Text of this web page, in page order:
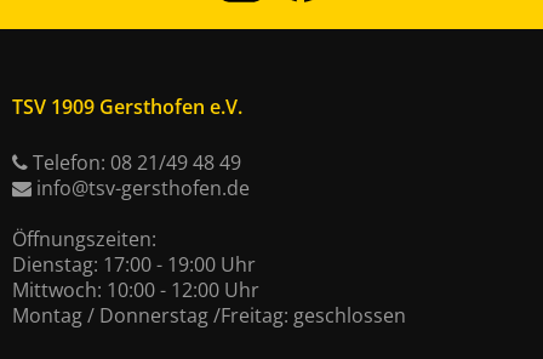
TSV 1909 Gersthofen e.V.
Telefon: 08 21/49 48 49
info@tsv-gersthofen.de
Öffnungszeiten:
Dienstag: 17:00 - 19:00 Uhr
Mittwoch: 10:00 - 12:00 Uhr
Montag / Donnerstag /Freitag: geschlossen